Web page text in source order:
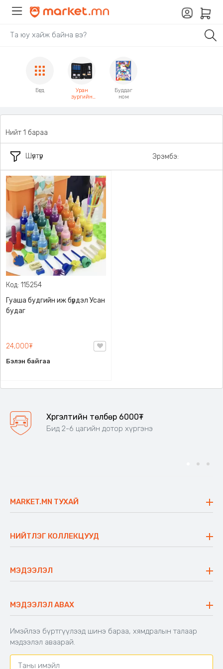
Бүгд
Уран
зургийн
Буддаг
ном
Шүүлтүүр
Нийт 1 бараа
Эрэмбэ:
Код: 115254
Гуаша будгийн иж бүрдэл Усан
будаг
24,000₮
Бэлэн байгаа
Хүргэлтийн төлбөр 6000₮
Бид 2-6 цагийн дотор хүргэнэ
MARKET.MN ТУХАЙ
Үнэт зүйлс
Ажлын байр
Блог
НИЙТЛЭГ КОЛЛЕКЦУУД
Сүүдрэвч
Аяны ширээ
Аяны түшлэгтэй сандал
МЭДЭЭЛЭЛ
Буцаалтын журам
Захиалга шалгах
Хамтран ажиллах
Холбоо барих
МЭДЭЭЛЭЛ АВАХ
Имэйлээ бүртгүүлээд шинэ бараа, хямдралын талаар
мэдээлэл аваарай.